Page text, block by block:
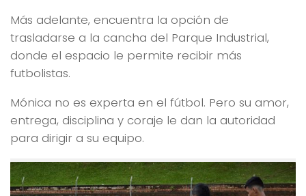
Más adelante, encuentra la opción de
trasladarse a la cancha del Parque Industrial,
donde el espacio le permite recibir más
futbolistas.
Mónica no es experta en el fútbol. Pero su amor,
entrega, disciplina y coraje le dan la autoridad
para dirigir a su equipo.